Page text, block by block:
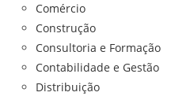
Comércio
Construção
Consultoria e Formação
Contabilidade e Gestão
Distribuição